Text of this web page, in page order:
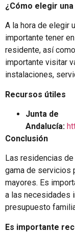
¿Cómo elegir
A la hora de elegir
importante tener
residente, así
importante visitar
instalaciones,
Recursos útiles
Junta de
Andalucía:
Conclusión
Las residencias
gama de servicios
mayores. Es
a las necesidades
presupuesto
Es importante